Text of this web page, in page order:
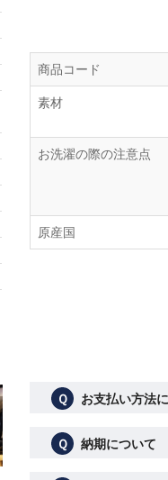
商品コード
素材
お洗濯の際の注意点
原産国
Ｑ お支払い方法
Ｑ 納期について